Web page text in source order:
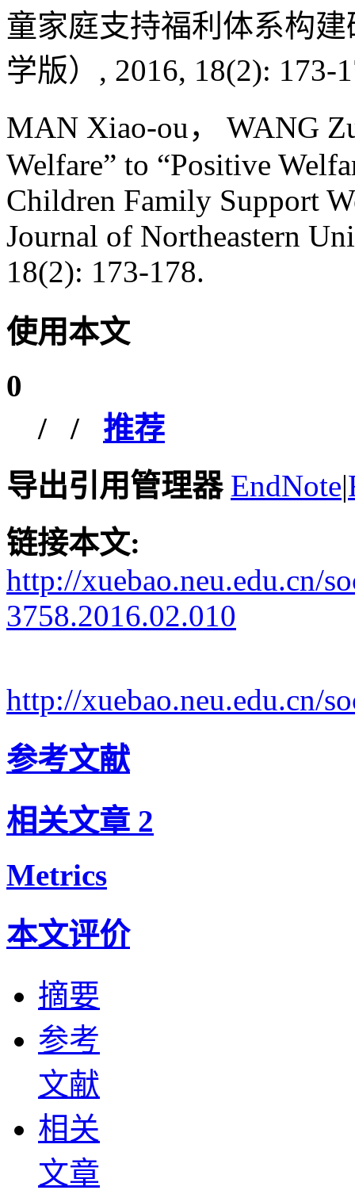
童家庭支持福利体系构
学版）, 2016, 18(2): 173-
MAN Xiao-ou， WANG
Welfare” to “Positive
Children Family Support
Journal of Northeastern
18(2): 173-178.
使用本文
0
/ / 推荐
导出引用管理器 EndNote|
链接本文:
http://xuebao.neu.edu.cn/
3758.2016.02.010
http://xuebao.neu.edu.cn/
参考文献
相关文章 2
Metrics
本文评价
摘要
参考
文献
相关
文章